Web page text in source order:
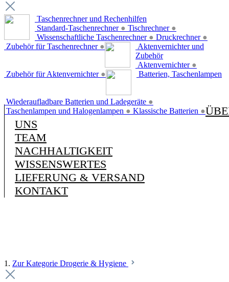
Taschenrechner und Rechenhilfen
Standard-Taschenrechner ● Tischrechner ●
Wissenschaftliche Taschenrechner ● Druckrechner ●
Zubehör für Taschenrechner ●
Aktenvernichter und
Zubehör
Aktenvernichter ●
Zubehör für Aktenvernichter ● Batterien, Taschenlampen
Wiederaufladbare Batterien und Ladegeräte ●
Taschenlampen und Halogenlampen ● Klassische Batterien ●
UNS
TEAM
NACHHALTIGKEIT
WISSENSWERTES
LIEFERUNG & VERSAND
KONTAKT
1. Zur Kategorie Drogerie & Hygiene